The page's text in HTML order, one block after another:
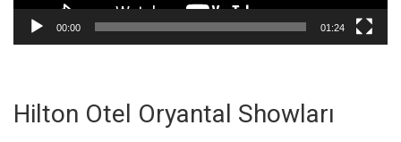
00:00 01:24
Hilton Otel Oryantal Showları